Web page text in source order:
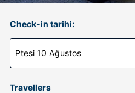
Check-in tarihi:
Ptesi 10 Ağustos
Travellers